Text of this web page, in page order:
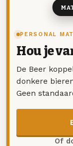
PERSONAL
Hou je
De Beer
donkere
Geen
Of